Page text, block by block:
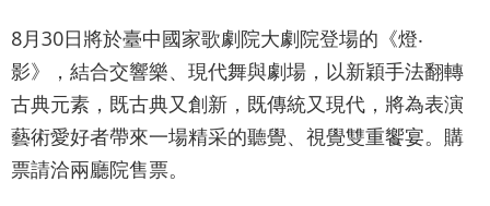
我
們
隱
私
8月30日將於臺中國家歌劇院大劇院登場的《燈‧
影》，結合交響樂、現代舞與劇場，以新穎手法翻轉
古典元素，既古典又創新，既傳統又現代，將為表演
藝術愛好者帶來一場精采的聽覺、視覺雙重饗宴。購
票請洽兩廳院售票。